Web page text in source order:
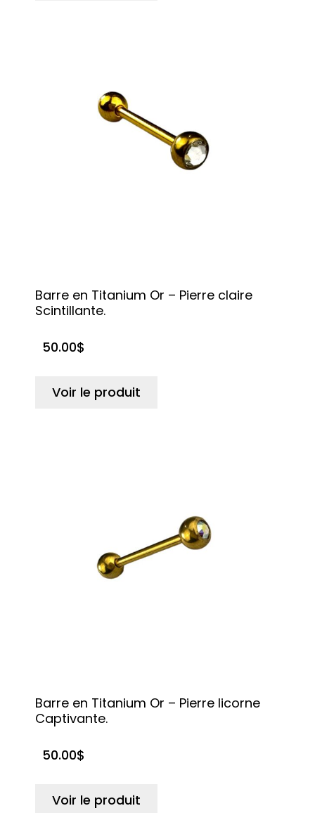
Barre en Titanium Or – Pierre claire
Scintillante.
50.00$
Voir le produit
Barre en Titanium Or – Pierre licorne
Captivante.
50.00$
Voir le produit